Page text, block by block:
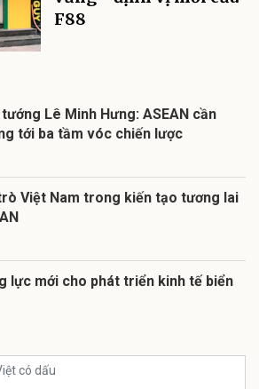
F88
Lê Minh Hưng: ASEAN cần
tới ba tầm vóc chiến lược
Việt Nam trong kiến tạo tương lai
lực mới cho phát triển kinh tế biển